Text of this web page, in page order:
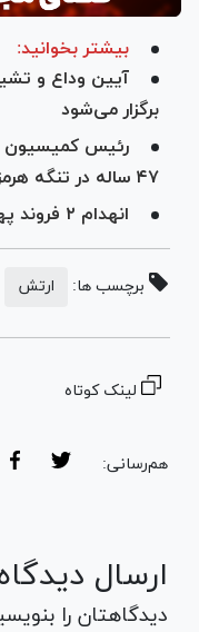
بیشتر بخوانید:
آیین وداع و
برگزار می‌شود
رئیس کمیسیون
۴۷ ساله در تنگه هرمز تمام شده است
انهدام ۲ فروند پهپاد هرمس در آسمان تهران
برچسب ها: ارتش
لینک کوتاه
هم‌رسانی:
ارسال
دیدگاهتان را